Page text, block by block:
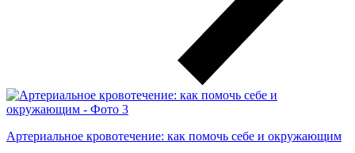
Артериальное кровотечение: как помочь себе и окружающим